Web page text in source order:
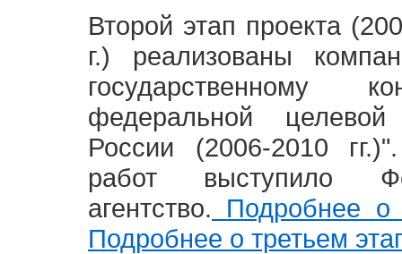
Второй этап проекта
г.) реализованы
государственному
федеральной
России (2006-2010
работ выступило
агентство. Подробнее о
Подробнее о третьем